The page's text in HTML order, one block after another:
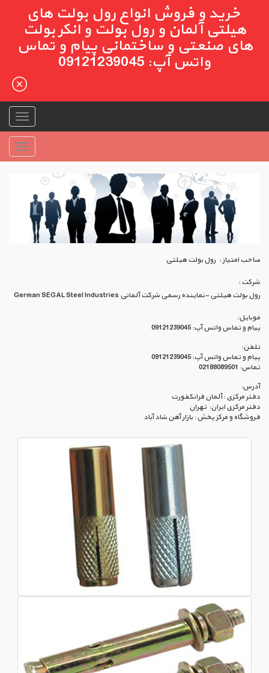
خرید و فروش انواع رول بولت های
هیلتی آلمان و رول بولت و انکر بولت
های صنعتی و ساختمانی پیام و تماس
واتس آپ: 09121239045
صاحب امتیاز : رول بولت هیلتی
شرکت :
رول بولت هیلتی -نماینده رسمی شرکت آلمانی German SEGAL Steel Industries
موبایل:
پیام و تماس واتس آپ: 09121239045
تلفن:
پیام و تماس واتس آپ: 09121239045
تماس: 02188089501
آدرس:
دفتر مرکزی : آلمان فرانکفورت
دفتر مرکزی ایران: تهران
فروشگاه و مرکز پخش : بازار آهن شاد آباد